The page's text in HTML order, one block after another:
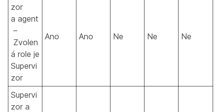
zor
a agent
–
Zvolen
á role je
Supervi
zor
Ano Ano Ne Ne Ne
Supervi
zor a